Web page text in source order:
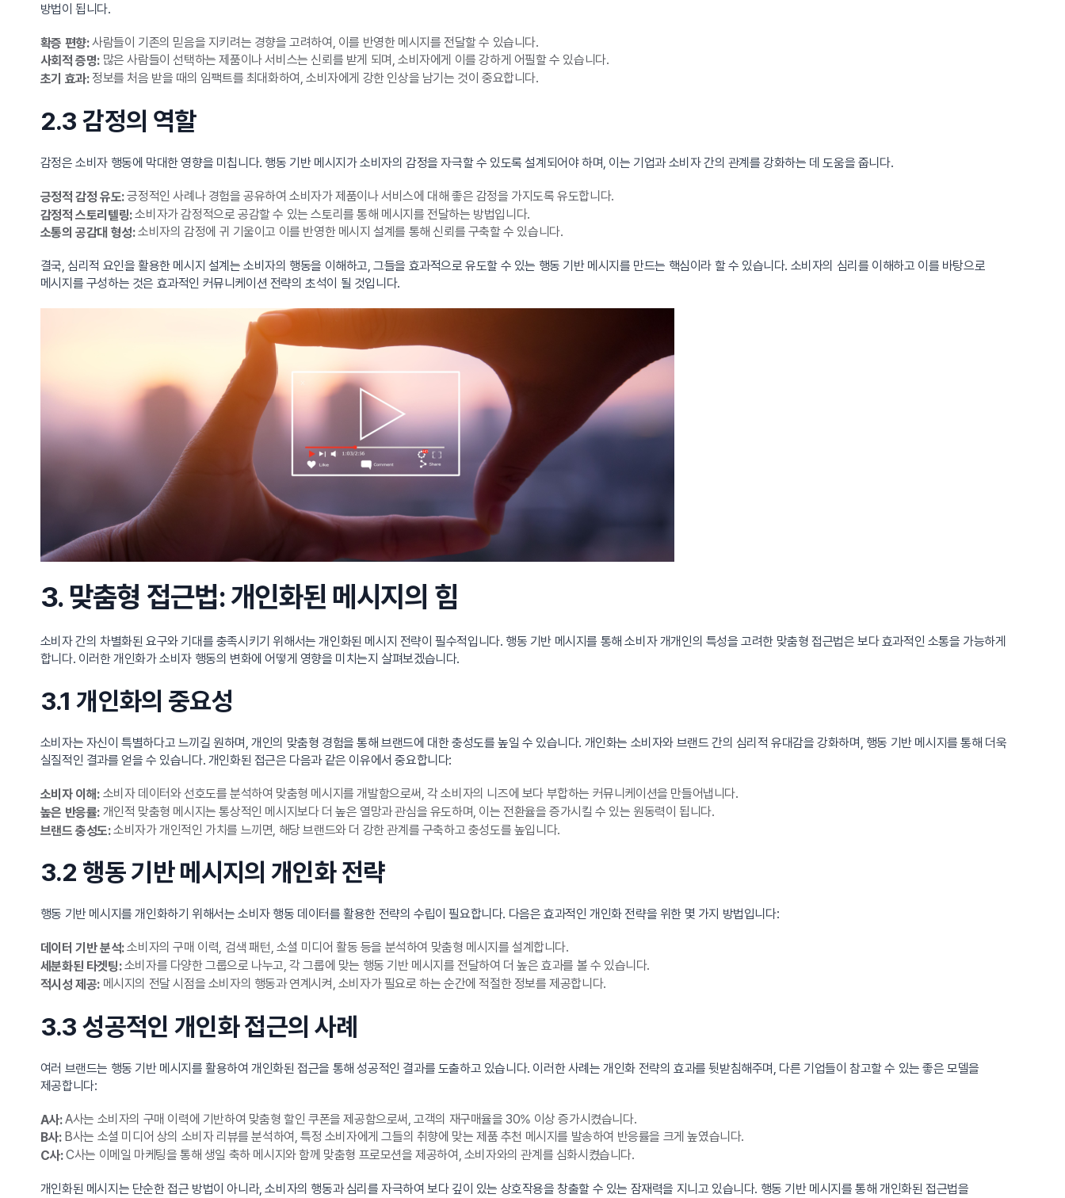
방법이 됩니다.
확증 편향:사람들이 기존의 믿음을 지키려는 경향을 고려하여, 이를 반영한 메시지를 전달할 수 있습니다.
사회적 증명:많은 사람들이 선택하는 제품이나 서비스는 신뢰를 받게 되며, 소비자에게 이를 강하게 어필할 수 있습니다.
초기 효과:정보를 처음 받을 때의 임팩트를 최대화하여, 소비자에게 강한 인상을 남기는 것이 중요합니다.
2.3 감정의 역할
감정은 소비자 행동에 막대한 영향을 미칩니다. 행동 기반 메시지가 소비자의 감정을 자극할 수 있도록 설계되어야 하며, 이는 기업과 소비자 간의 관계를 강화하는 데 도움을 줍니다.
긍정적 감정 유도:긍정적인 사례나 경험을 공유하여 소비자가 제품이나 서비스에 대해 좋은 감정을 가지도록 유도합니다.
감정적 스토리텔링:소비자가 감정적으로 공감할 수 있는 스토리를 통해 메시지를 전달하는 방법입니다.
소통의 공감대 형성:소비자의 감정에 귀 기울이고 이를 반영한 메시지 설계를 통해 신뢰를 구축할 수 있습니다.
결국, 심리적 요인을 활용한 메시지 설계는 소비자의 행동을 이해하고, 그들을 효과적으로 유도할 수 있는 행동 기반 메시지를 만드는 핵심이라 할 수 있습니다. 소비자의 심리를 이해하고 이를 바탕으로
메시지를 구성하는 것은 효과적인 커뮤니케이션 전략의 초석이 될 것입니다.
3. 맞춤형 접근법: 개인화된 메시지의 힘
소비자 간의 차별화된 요구와 기대를 충족시키기 위해서는 개인화된 메시지 전략이 필수적입니다. 행동 기반 메시지를 통해 소비자 개개인의 특성을 고려한 맞춤형 접근법은 보다 효과적인 소통을 가능하게
합니다. 이러한 개인화가 소비자 행동의 변화에 어떻게 영향을 미치는지 살펴보겠습니다.
3.1 개인화의 중요성
소비자는 자신이 특별하다고 느끼길 원하며, 개인의 맞춤형 경험을 통해 브랜드에 대한 충성도를 높일 수 있습니다. 개인화는 소비자와 브랜드 간의 심리적 유대감을 강화하며, 행동 기반 메시지를 통해 더욱
실질적인 결과를 얻을 수 있습니다. 개인화된 접근은 다음과 같은 이유에서 중요합니다:
소비자 이해:소비자 데이터와 선호도를 분석하여 맞춤형 메시지를 개발함으로써, 각 소비자의 니즈에 보다 부합하는 커뮤니케이션을 만들어냅니다.
높은 반응률:개인적 맞춤형 메시지는 통상적인 메시지보다 더 높은 열망과 관심을 유도하며, 이는 전환율을 증가시킬 수 있는 원동력이 됩니다.
브랜드 충성도:소비자가 개인적인 가치를 느끼면, 해당 브랜드와 더 강한 관계를 구축하고 충성도를 높입니다.
3.2 행동 기반 메시지의 개인화 전략
행동 기반 메시지를 개인화하기 위해서는 소비자 행동 데이터를 활용한 전략의 수립이 필요합니다. 다음은 효과적인 개인화 전략을 위한 몇 가지 방법입니다:
데이터 기반 분석:소비자의 구매 이력, 검색 패턴, 소셜 미디어 활동 등을 분석하여 맞춤형 메시지를 설계합니다.
세분화된 타겟팅:소비자를 다양한 그룹으로 나누고, 각 그룹에 맞는 행동 기반 메시지를 전달하여 더 높은 효과를 볼 수 있습니다.
적시성 제공:메시지의 전달 시점을 소비자의 행동과 연계시켜, 소비자가 필요로 하는 순간에 적절한 정보를 제공합니다.
3.3 성공적인 개인화 접근의 사례
여러 브랜드는 행동 기반 메시지를 활용하여 개인화된 접근을 통해 성공적인 결과를 도출하고 있습니다. 이러한 사례는 개인화 전략의 효과를 뒷받침해주며, 다른 기업들이 참고할 수 있는 좋은 모델을
제공합니다:
A사:A사는 소비자의 구매 이력에 기반하여 맞춤형 할인 쿠폰을 제공함으로써, 고객의 재구매율을 30% 이상 증가시켰습니다.
B사:B사는 소셜 미디어 상의 소비자 리뷰를 분석하여, 특정 소비자에게 그들의 취향에 맞는 제품 추천 메시지를 발송하여 반응률을 크게 높였습니다.
C사:C사는 이메일 마케팅을 통해 생일 축하 메시지와 함께 맞춤형 프로모션을 제공하여, 소비자와의 관계를 심화시켰습니다.
개인화된 메시지는 단순한 접근 방법이 아니라, 소비자의 행동과 심리를 자극하여 보다 깊이 있는 상호작용을 창출할 수 있는 잠재력을 지니고 있습니다. 행동 기반 메시지를 통해 개인화된 접근법을